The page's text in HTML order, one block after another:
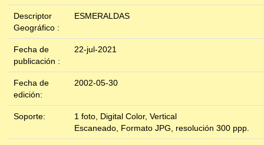
Descriptor
Geográfico :
ESMERALDAS
Fecha de
publicación :
22-jul-2021
Fecha de
edición:
2002-05-30
Soporte:
1 foto, Digital Color, Vertical
Escaneado, Formato JPG, resolución 300 ppp.